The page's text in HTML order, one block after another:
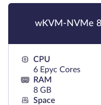
wKVM-NVMe
CPU
6 Epyc Cores
RAM
8 GB
Space